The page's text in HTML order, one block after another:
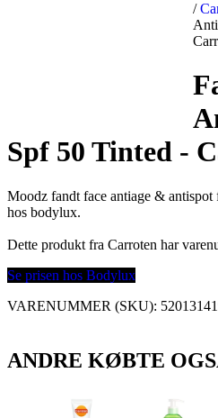
/
Spf 50 Tinted -
Moodz fandt face antiage &
hos bodylux.
Dette produkt fra Carroten har
Se prisen hos Bodylux
VARENUMMER (SKU):
ANDRE KØBTE